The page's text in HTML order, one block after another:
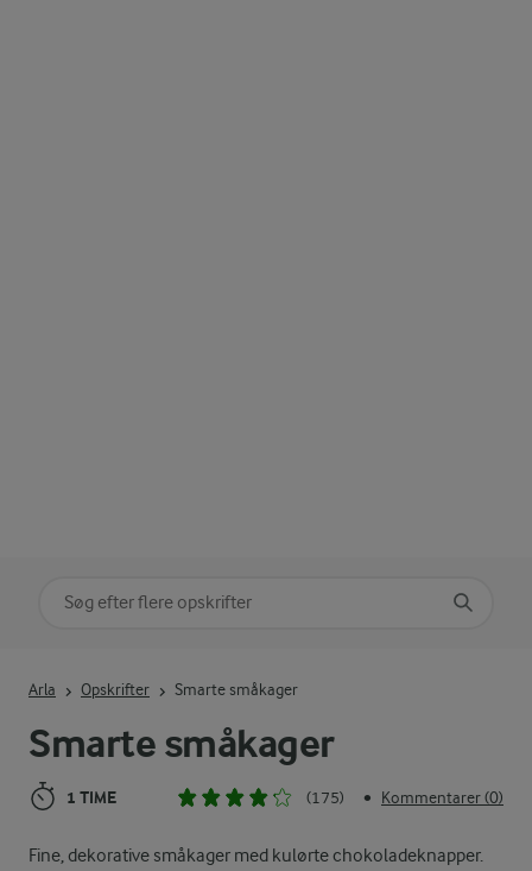
Smarte småkager
1 TIME (175) • Kommentarer (0)
Fine, dekorative småkager med kulørte chokoladeknapper.
Arla Opskrifter Smarte småkager
Søg på kategori